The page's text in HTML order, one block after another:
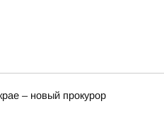
– новый прокурор